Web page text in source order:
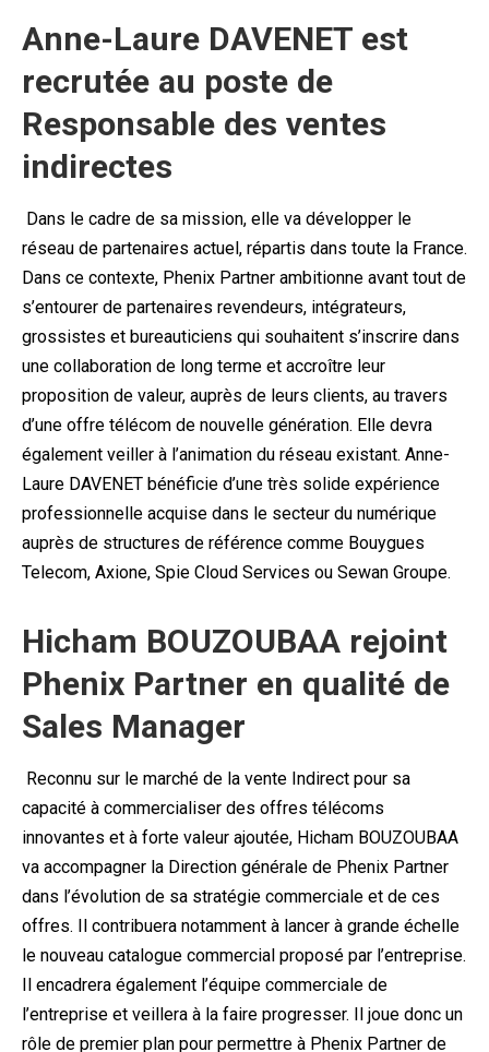
Anne-Laure DAVENET est
recrutée au poste de
Responsable des ventes
indirectes
Dans le cadre de sa mission, elle va développer le
réseau de partenaires actuel, répartis dans toute la France.
Dans ce contexte, Phenix Partner ambitionne avant tout de
s’entourer de partenaires revendeurs, intégrateurs,
grossistes et bureauticiens qui souhaitent s’inscrire dans
une collaboration de long terme et accroître leur
proposition de valeur, auprès de leurs clients, au travers
d’une offre télécom de nouvelle génération. Elle devra
également veiller à l’animation du réseau existant. Anne-
Laure DAVENET bénéficie d’une très solide expérience
professionnelle acquise dans le secteur du numérique
auprès de structures de référence comme Bouygues
Telecom, Axione, Spie Cloud Services ou Sewan Groupe.
Hicham BOUZOUBAA rejoint
Phenix Partner en qualité de
Sales Manager
Reconnu sur le marché de la vente Indirect pour sa
capacité à commercialiser des offres télécoms
innovantes et à forte valeur ajoutée, Hicham BOUZOUBAA
va accompagner la Direction générale de Phenix Partner
dans l’évolution de sa stratégie commerciale et de ces
offres. Il contribuera notamment à lancer à grande échelle
le nouveau catalogue commercial proposé par l’entreprise.
Il encadrera également l’équipe commerciale de
l’entreprise et veillera à la faire progresser. Il joue donc un
rôle de premier plan pour permettre à Phenix Partner de